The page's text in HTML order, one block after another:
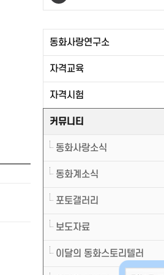
동화사랑연구소
자격교육
자격시험
커뮤니티
동화사랑소식
동화계소식
포토갤러리
보도자료
이달의 동화스토리텔러